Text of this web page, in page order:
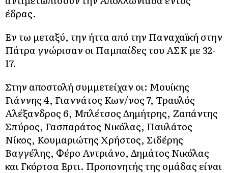
έδρας.
Εν τω μεταξύ, την ήττα από την Παναχαϊκή στην
Πάτρα γνώρισαν οι Παμπαίδες του ΑΣΚ με 32-
17.
Στην αποστολή συμμετείχαν οι: Μουίκης
Γιάννης 4, Γιαννάτος Κων/νος 7, Τραυλός
Αλέξανδρος 6, Μπλέτσος Δημήτρης, Ζαπάντης
Σπύρος, Γασπαράτος Νικόλας, Παυλάτος
Νίκος, Κουμαριώτης Χρήστος, Σιδέρης
Βαγγέλης, Φέρο Αντριάνο, Δημάτος Νικόλας
και Γκόρτσα Ερτι. Προπονητής της ομάδας είναι